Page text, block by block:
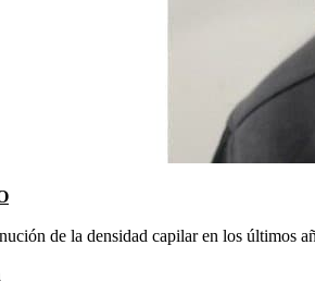
de la densidad capilar en los últimos